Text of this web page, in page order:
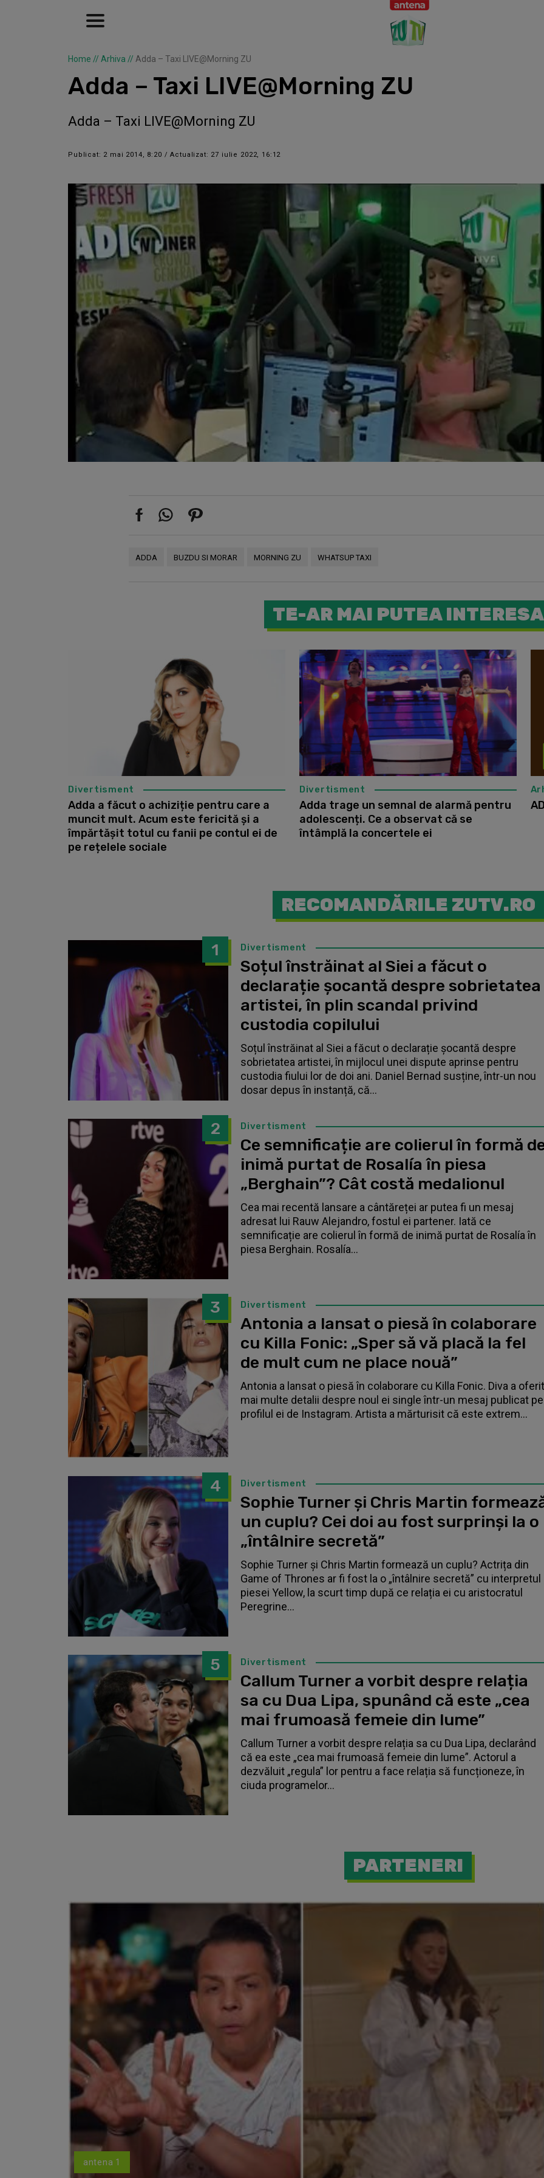
Home // Arhiva // Adda – Taxi LIVE@Morning ZU
Adda – Taxi LIVE@Morning ZU
Adda – Taxi LIVE@Morning ZU
Publicat: 2 mai 2014, 8:20 / Actualizat: 27 iulie 2022, 16:12
ADDA BUZDU SI MORAR MORNING ZU WHATSUP TAXI
TE-AR MAI PUTEA INTERESA
Divertisment
Adda a făcut o achiziție pentru care a
muncit mult. Acum este fericită și a
împărtășit totul cu fanii pe contul ei de
pe rețelele sociale
Adda a
Divertisment
Adda trage un semnal de alarmă pentru
adolescenți. Ce a observat că se
întâmplă la concertele ei
RECOMANDĂRILE ZUTV.RO
1 Divertisment
Soțul înstrăinat al Siei a făcut o
declarație șocantă despre sobrietatea
artistei, în plin scandal privind
custodia copilului
Soțul înstrăinat al Siei a făcut o declarație șocantă despre
sobrietatea artistei, în mijlocul unei dispute aprinse pentru
custodia fiului lor de doi ani. Daniel Bernad susține, într-un nou
dosar depus în instanță, că...
2 Divertisment
Ce semnificație are colierul în formă
inimă purtat de Rosalía în piesa
„Berghain”? Cât costă medalionul
Cea mai recentă lansare a cântăreței ar putea fi un mesaj
adresat lui Rauw Alejandro, fostul ei partener. Iată ce
semnificație are colierul în formă de inimă purtat de Rosalía în
piesa Berghain. Rosalía...
3 Divertisment
Antonia a lansat o piesă în colaborare
cu Killa Fonic: „Sper să vă placă la fel
de mult cum ne place nouă”
Antonia a lansat o piesă în colaborare cu Killa Fonic. Diva a oferit
mai multe detalii despre noul ei single într-un mesaj publicat pe
profilul ei de Instagram. Artista a mărturisit că este extrem...
4 Divertisment
Sophie Turner și Chris Martin
un cuplu? Cei doi au fost surprinși la o
„întâlnire secretă”
Sophie Turner și Chris Martin formează un cuplu? Actrița din
Game of Thrones ar fi fost la o „întâlnire secretă” cu interpretul
piesei Yellow, la scurt timp după ce relația ei cu aristocratul
Peregrine...
5 Divertisment
Callum Turner a vorbit despre relația
sa cu Dua Lipa, spunând că este „cea
mai frumoasă femeie din lume”
Callum Turner a vorbit despre relația sa cu Dua Lipa, declarând
că ea este „cea mai frumoasă femeie din lume”. Actorul a
dezvăluit „regula” lor pentru a face relația să funcționeze, în
ciuda programelor...
PARTENERI
antena 1